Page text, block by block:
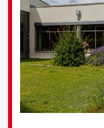
Glossar
Suche
Kontakt
AWO BB Süd